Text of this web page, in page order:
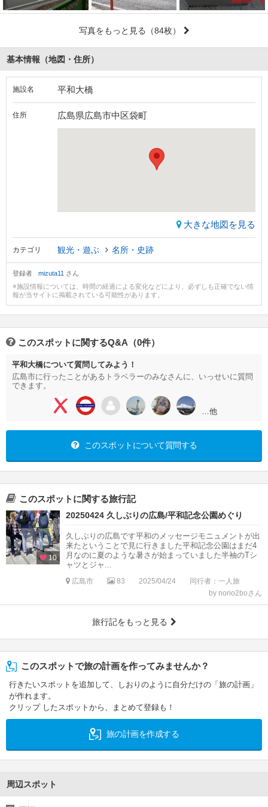
写真をもっと見る （84枚）
基本情報（地図・住所）
施設名 平和大橋
住所 広島県広島市中区袋町
大きな地図を見る
カテゴリ 観光・遊ぶ 名所・史跡
登録者 mizuta11 さん
※施設情報については、時間の経過による変化などにより、必ずしも正確でない情
報が当サイトに掲載されている可能性があります。
このスポットに関するQ&A（0件）
平和大橋について質問してみよう！
広島市に行ったことがあるトラベラーのみなさんに、いっせいに質問
できます。
…他
このスポットについて質問する
このスポットに関する旅行記
10
20250424 久しぶりの広島/平和記念公園めぐり
久しぶりの広島です平和のメッセージモニュメントが出
来たということで見に行きました平和記念公園はまだ4
月なのに夏のような暑さが始まっていました半袖のTシ
ャツとジャ...
広島市 83 2025/04/24
同行者：一人旅
by norio2boさん
旅行記をもっと見る
このスポットで旅の計画を作ってみませんか？
行きたいスポットを追加して、しおりのように自分だけの「旅の計画」
が作れます。
クリップ したスポットから、まとめて登録も！
旅の計画を作成する
周辺スポット